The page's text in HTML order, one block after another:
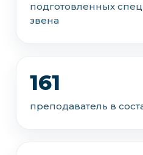
подготовленных
звена
161
преподаватель в